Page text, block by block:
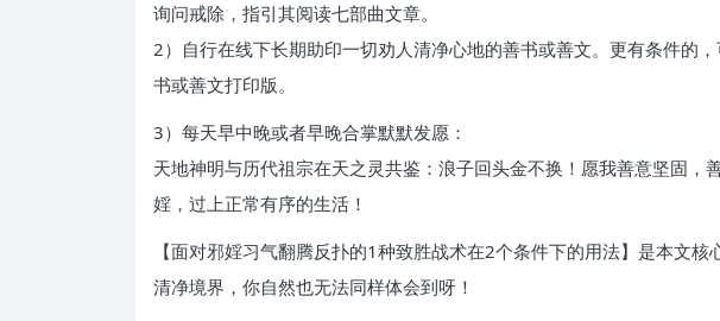
询问戒除，指引其阅读七部曲文章。
2）自行在线下长期助印一切劝人清净心地的善书或善文。更有条件的
书或善文打印版。
3）每天早中晚或者早晚合掌默默发愿：
天地神明与历代祖宗在天之灵共鉴：浪子回头金不换！愿我善意坚固
婬，过上正常有序的生活！
【面对邪婬习气翻腾反扑的1种致胜战术在2个条件下的用法】是本文
清净境界，你自然也无法同样体会到呀！